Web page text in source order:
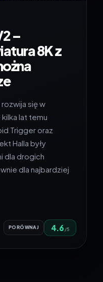
–
8K z
się w
lat temu
Trigger oraz
Halla były
dla drogich
dla najbardziej
PORÓWNAJ 4.6 /5